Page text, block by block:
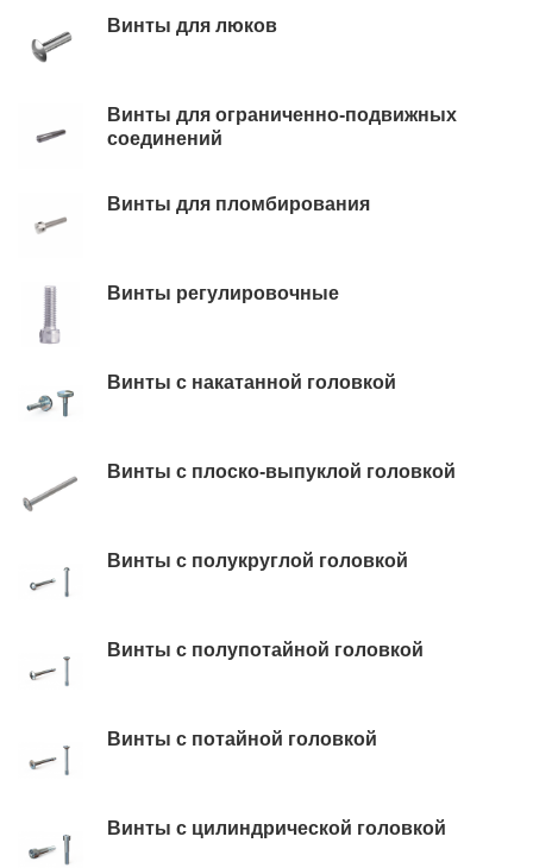
Винты для люков
Винты для ограниченно-подвижных
соединений
Винты для пломбирования
Винты регулировочные
Винты с накатанной головкой
Винты с плоско-выпуклой головкой
Винты с полукруглой головкой
Винты с полупотайной головкой
Винты с потайной головкой
Винты с цилиндрической головкой